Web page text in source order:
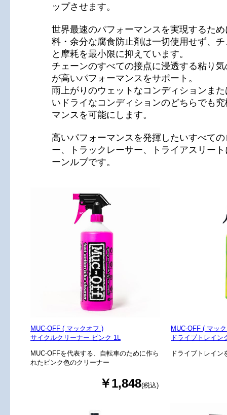
ップさせます。
世界最速のパフォーマンスを実現するた
料・余分な腐食防止剤は一切使用せず、
と摩耗を最小限に抑えています。
チェーンのすべての接点に浸透する粘り
が高いパフォーマンスをサポート。
雨上がりのウェットなコンディションま
いドライなコンディションのどちらでも
マンスを可能にします。
高いパフォーマンスを発揮したいすべて
ー、トラックレーサー、トライアスリー
ーンルブです。
MUC-OFF ( マックオフ )
サイクルクリーナー ピンク 1L
MUC-OFFを代表する、自転車のために作ら
れたピンク色のクリーナー
￥1,848(税込)
MUC-OFF ( マッ
ドライブトレイン
ドライブトレイン